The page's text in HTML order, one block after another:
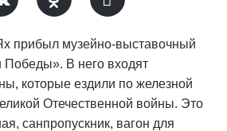
прибыл музейно-выставочный
В него входят
которые ездили по железной
Отечественной войны. Это
санпропускник, вагон для